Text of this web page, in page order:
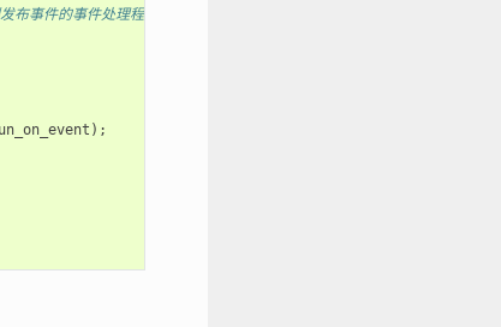
布事件的事件处理程序，例如此处的 run_on_event。为简化过程，此
);